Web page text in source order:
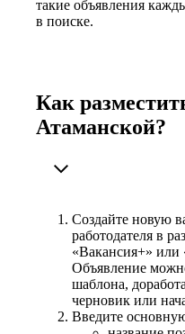
такие объявления
в поиске.
Как
Атаманской?
Создайте новую
работодателя в
«Вакансия+» или
Объявление
шаблона,
черновик или
Введите